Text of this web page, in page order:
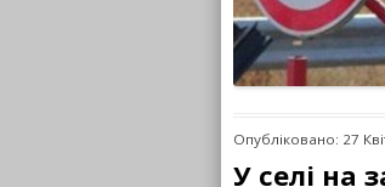
Опубліковано: 27
У селі на